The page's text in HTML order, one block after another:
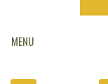
MENU